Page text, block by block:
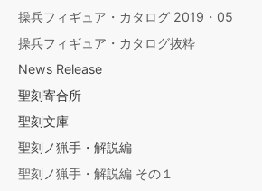
操兵フィギュア・カタログ 2019・05
操兵フィギュア・カタログ抜粋
News Release
聖刻寄合所
聖刻文庫
聖刻ノ猟手・解説編
聖刻ノ猟手・解説編 その１